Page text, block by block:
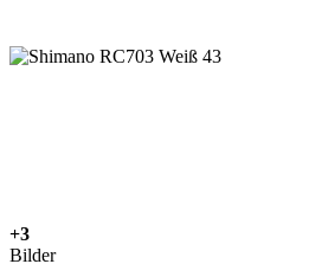
+3
Bilder